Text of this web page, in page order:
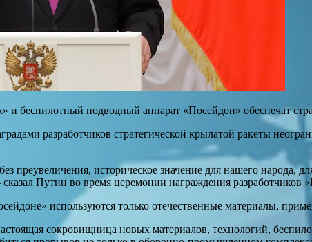
и беспилотный подводный аппарат «Посейдон» обеспечат
разработчиков стратегической крылатой ракеты
преувеличения, историческое значение для нашего народа,
Путин во время церемонии награждения разработчиков
используются только отечественные материалы,
сокровищница новых материалов, технологий,